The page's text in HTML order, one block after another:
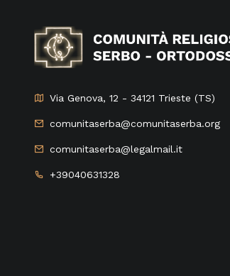
Via Genova, 12 - 34121 Trieste (TS)
comunitaserba@comunitaserba.org
comunitaserba@legalmail.it
+39040631328